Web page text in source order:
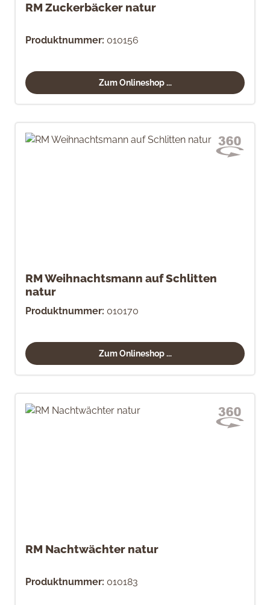
RM Zuckerbäcker natur
Produktnummer: 010156
Zum Onlineshop ...
RM Weihnachtsmann auf Schlitten
natur
Produktnummer: 010170
Zum Onlineshop ...
RM Nachtwächter natur
Produktnummer: 010183